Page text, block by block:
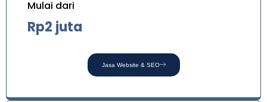
Mulai dari
Rp2 juta
Jasa Website & SEO